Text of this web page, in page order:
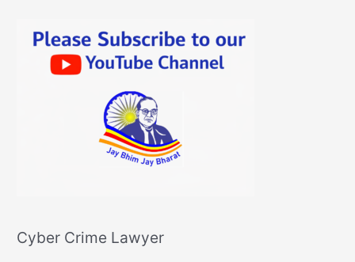
Cyber Crime Lawyer